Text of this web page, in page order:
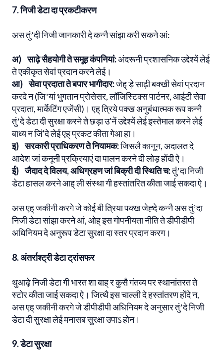
7. निजी डेटा दा प्रकटीकरण
अस तुंʼदी निजी जानकारी दे कन्नै सांझा करी सकने आं:
अ) साढ़े सैहयोगी ते समूह कंपनियां:अंदरूनी प्रशासनिक उद्देश्यें लेई
ते एकीकृत सेवां प्रदान करने लेई।
आ) सेवा प्रदाता ते बपार भागीदार:जेह् ड़े साढ़ी बक्खी सेवां प्रदान
करदे न (जिʼयां भुगतान प्रोसेसर, लॉजिस्टिक्स पार्टनर, आईटी सेवा
प्रदाता, मार्केटिंग एजेंसी)। एह् त्रिये पक्ख अनुबंधात्मक रूप कन्नै
तुंʼदे डेटा दी सुरक्षा करने ते छड़ा उ'नें उद्देश्यें लेई इस्तेमाल करने लेई
बाध्य न जिं'दे लेई एह् प्रकट कीता गेआ हा।
इ) सरकारी प्राधिकरण ते नियामक:जिसलै कानून, अदालत दे
आदेश जां कनूनी प्रक्रियाएं दा पालन करने दी लोड़ होंदी ऐ।
ई) जैदाद दे विलय, अधिग्रहण जां बिक्री दी स्थिति च:तुंʼदा निजी
डेटा हासल करने आह् ली संस्था गी हस्तांतरित कीता जाई सकदा ऐ।
अस एह् जकीनी करगे जे कोई बी त्रिया पक्ख जेह्दे कन्नै अस तुंʼदा
निजी डेटा सांझा करने आं, ओह् इस गोपनीयता नीति ते डीपीडीपी
अधिनियम दे अनुरूप डेटा सुरक्षा दा स्तर प्रदान करग।
8. अंतर्राश्ट्री डेटा ट्रांसफर
थुआढ़े निजी डेटा गी भारत शा बाह् र कुसै गंतव्य पर स्थानांतरत ते
स्टोर कीता जाई सकदा ऐ। जित्थै इस चाल्ली दे हस्तांतरण होंदे न,
अस एह् जकीनी करगे जे डीपीडीपी अधिनियम दे अनुसार तुंʼदे निजी
डेटा दी सुरक्षा लेई मनासब सुरक्षा उपाऽ होन।
9. डेटा सुरक्षा